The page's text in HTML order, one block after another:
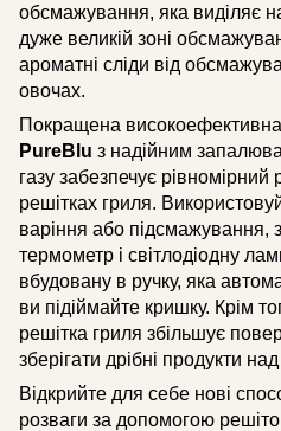
обсмажування, яка виділяє
дуже великій зоні
ароматні сліди від
овочах.
Покращена
PureBlu з надійним
газу забезпечує рівномірний
решітках гриля.
варіння або підсмажування,
термометр і світлодіодну
вбудовану в ручку, яка
ви підіймайте кришку. Крім
решітка гриля збільшує
зберігати дрібні продукти
Відкрийте для себе нові
розваги за допомогою